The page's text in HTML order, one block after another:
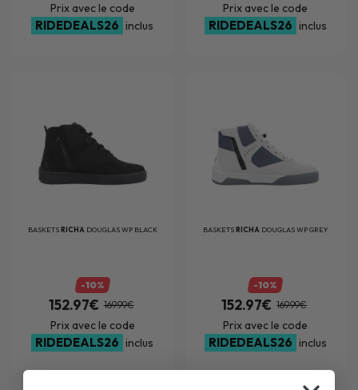
Prix avec le code
RIDEDEALS26 inclus
Prix avec le code
RIDEDEALS26 inclus
BASKETSRICHA DOUGLAS WP BLACK
-10%
152.97€ 169.99€
Prix avec le code
RIDEDEALS26 inclus
BASKETSRICHA DOUGLAS WP GREY
-10%
152.97€ 169.99€
Prix avec le code
RIDEDEALS26 inclus